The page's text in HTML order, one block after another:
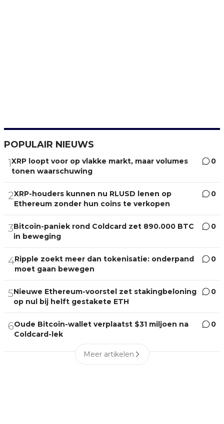
POPULAIR NIEUWS
1XRP loopt voor op vlakke markt, maar volumes
tonen waarschuwing
0
2XRP-houders kunnen nu RLUSD lenen op
Ethereum zonder hun coins te verkopen
0
3Bitcoin-paniek rond Coldcard zet 890.000 BTC
in beweging
0
4Ripple zoekt meer dan tokenisatie: onderpand
moet gaan bewegen
0
5Nieuwe Ethereum-voorstel zet stakingbeloning
op nul bij helft gestakete ETH
0
6Oude Bitcoin-wallet verplaatst $31 miljoen na
Coldcard-lek
0
Meer artikelen